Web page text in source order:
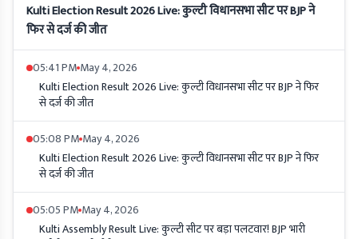
Kulti Election Result 2026 Live: कुल्टी विधानसभा सीट पर BJP ने
फिर से दर्ज की जीत
05:41 PM May 4, 2026
Kulti Election Result 2026 Live: कुल्टी विधानसभा सीट पर BJP ने फिर
से दर्ज की जीत
05:08 PM May 4, 2026
Kulti Election Result 2026 Live: कुल्टी विधानसभा सीट पर BJP ने फिर
से दर्ज की जीत
05:05 PM May 4, 2026
Kulti Assembly Result Live: कुल्टी सीट पर बड़ा पलटवार! BJP भारी